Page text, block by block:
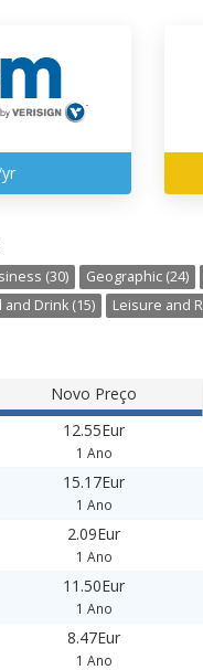
(30) Geographic (24)
and Drink (15) Leisure and
Novo Preço
12.55Eur
1 Ano
15.17Eur
1 Ano
2.09Eur
1 Ano
11.50Eur
1 Ano
8.47Eur
1 Ano